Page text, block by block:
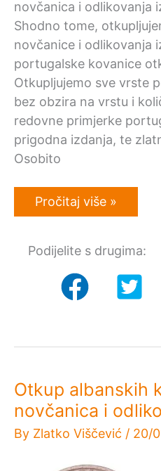
novčanica i odlikovanja
Shodno tome,
novčanice i odlikovanja
portugalske kovanice
Otkupljujemo sve vrste
bez obzira na vrstu i
redovne primjerke
prigodna izdanja, te
Osobito
Otkup
portugalskih
i
Pročitaj više »
Podijelite s drugima:
Otkup albanskih
novčanica i
By Zlatko Viščević / 20/